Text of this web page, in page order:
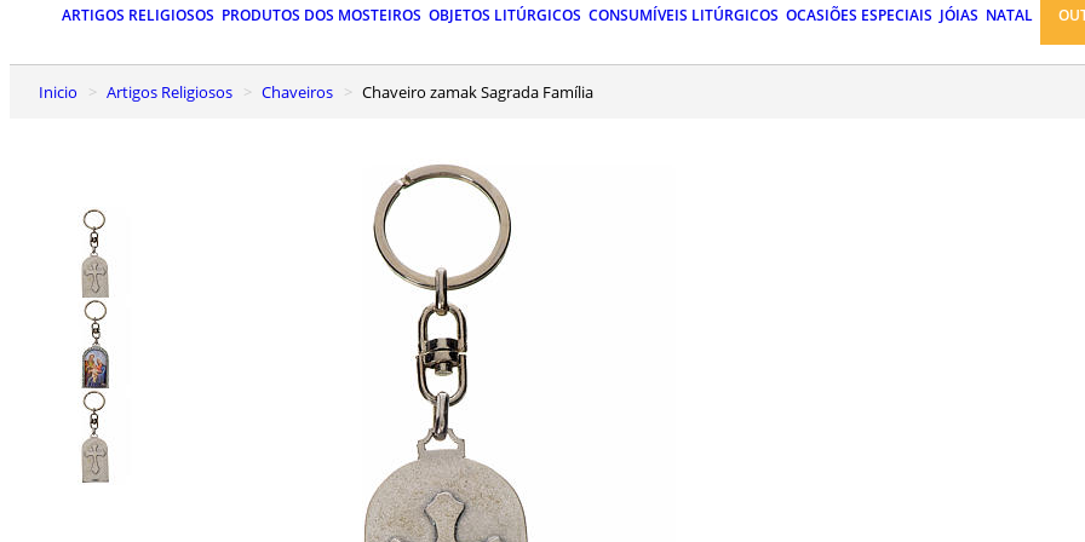
ARTIGOS RELIGIOSOS PRODUTOS DOS MOSTEIROS OBJETOS LITÚRGICOS CONSUMÍVEIS LITÚRGICOS OCASIÕES ESPECIAIS JÓIAS NATAL
Inicio Artigos Religiosos Chaveiros Chaveiro zamak Sagrada Família